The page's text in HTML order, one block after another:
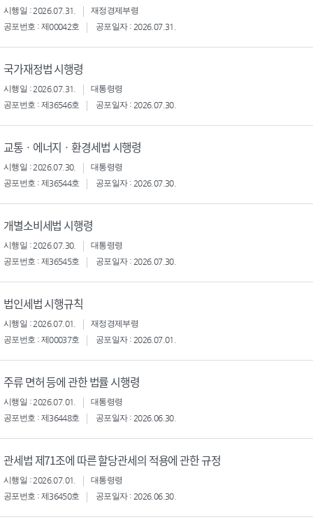
시행일 : 2026.07.31.
재정경제부령
공포번호 : 제00042호
공포일자 : 2026.07.31.
국가재정법 시행령
시행일 : 2026.07.31.
대통령령
공포번호 : 제36546호
공포일자 : 2026.07.30.
교통ㆍ에너지ㆍ환경세법 시행령
시행일 : 2026.07.30.
대통령령
공포번호 : 제36544호
공포일자 : 2026.07.30.
개별소비세법 시행령
시행일 : 2026.07.30.
대통령령
공포번호 : 제36545호
공포일자 : 2026.07.30.
법인세법 시행규칙
시행일 : 2026.07.01.
재정경제부령
공포번호 : 제00037호
공포일자 : 2026.07.01.
주류 면허 등에 관한 법률 시행령
시행일 : 2026.07.01.
대통령령
공포번호 : 제36448호
공포일자 : 2026.06.30.
관세법 제71조에 따른 할당관세의 적용에 관한 규정
시행일 : 2026.07.01.
대통령령
공포번호 : 제36450호
공포일자 : 2026.06.30.